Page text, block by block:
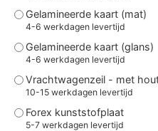
Gelamineerde kaart (mat)
4-6 werkdagen levertijd
Gelamineerde kaart (glans)
4-6 werkdagen levertijd
Vrachtwagenzeil - met
10-15 werkdagen levertijd
Forex kunststofplaat
5-7 werkdagen levertijd